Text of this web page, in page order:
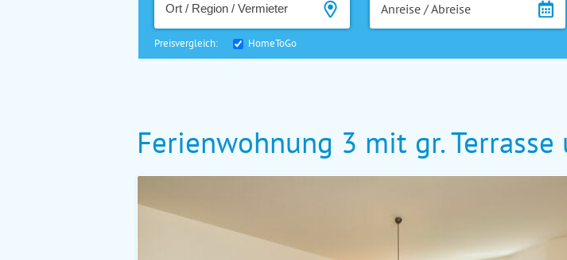
Anreise / Abreise
Preisvergleich: HomeToGo
Ferienwohnung 3 mit gr. Terrasse